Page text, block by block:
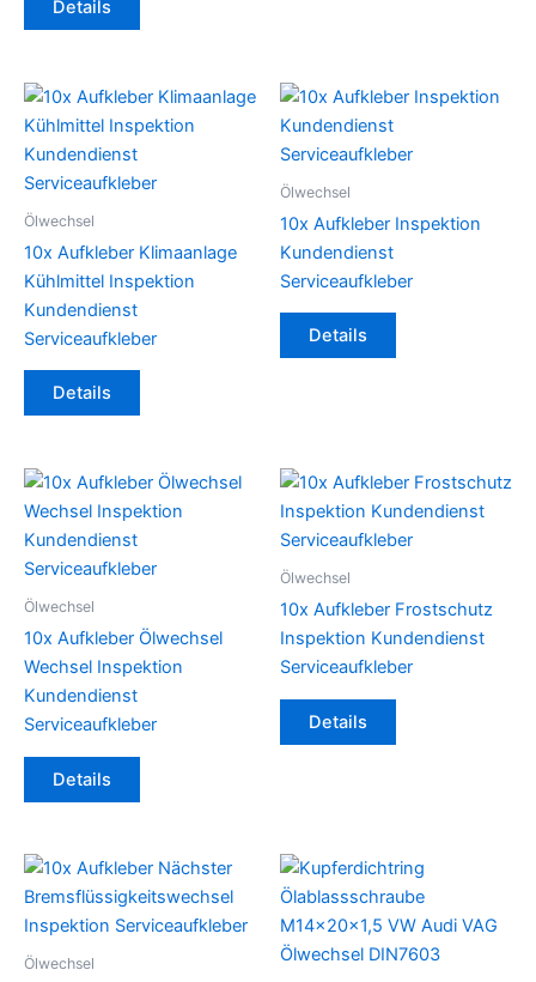
Details
Ölwechsel
10x Aufkleber Klimaanlage
Kühlmittel Inspektion
Kundendienst
Serviceaufkleber
Details
Ölwechsel
10x Aufkleber Inspektion
Kundendienst
Serviceaufkleber
Details
Ölwechsel
10x Aufkleber Ölwechsel
Wechsel Inspektion
Kundendienst
Serviceaufkleber
Details
Ölwechsel
10x Aufkleber Frostschutz
Inspektion Kundendienst
Serviceaufkleber
Details
Ölwechsel